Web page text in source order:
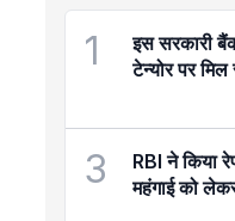
1
इस सरकारी
टेन्योर पर
3
RBI ने किया
महंगाई को